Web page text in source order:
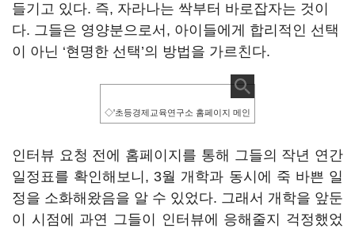
들기고 있다. 즉, 자라나는 싹부터 바로잡자는 것이
다. 그들은 영양분으로서, 아이들에게 합리적인 선택
이 아닌 ‘현명한 선택’의 방법을 가르친다.
◇'초등경제교육연구소 홈페이지 메인
인터뷰 요청 전에 홈페이지를 통해 그들의 작년 연간
일정표를 확인해보니, 3월 개학과 동시에 죽 바쁜 일
정을 소화해왔음을 알 수 있었다. 그래서 개학을 앞둔
이 시점에 과연 그들이 인터뷰에 응해줄지 걱정했었